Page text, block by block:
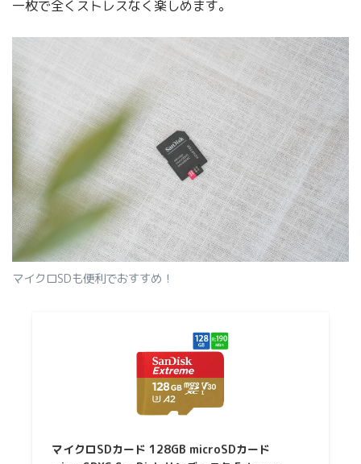
一枚で全くストレスなく楽しめます。
マイクロSDも便利でおすすめ！
マイクロSDカード 128GB microSDカード